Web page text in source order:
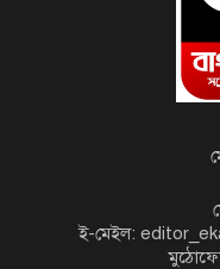
ই-মেইল: